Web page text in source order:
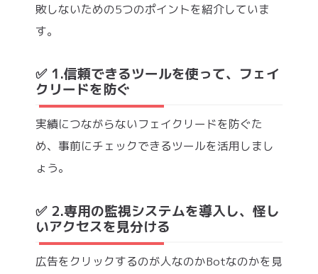
敗しないための5つのポイントを紹介していま
す。
✅ 1.信頼できるツールを使って、フェイ
クリードを防ぐ
実績につながらないフェイクリードを防ぐた
め、事前にチェックできるツールを活用しまし
ょう。
✅ 2.専用の監視システムを導入し、怪し
いアクセスを見分ける
広告をクリックするのが人なのかBotなのかを見